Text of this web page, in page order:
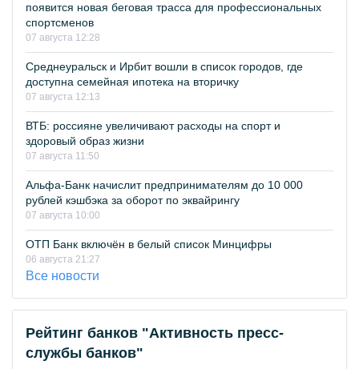
появится новая беговая трасса для профессиональных
спортсменов
07 августа 12:28
Среднеуральск и Ирбит вошли в список городов, где
доступна семейная ипотека на вторичку
07 августа 12:13
ВТБ: россияне увеличивают расходы на спорт и
здоровый образ жизни
07 августа 11:50
Альфа-Банк начислит предпринимателям до 10 000
рублей кэшбэка за оборот по эквайрингу
07 августа 10:00
ОТП Банк включён в белый список Минцифры
06 августа 21:27
Все новости
Рейтинг банков "Активность пресс-
службы банков"